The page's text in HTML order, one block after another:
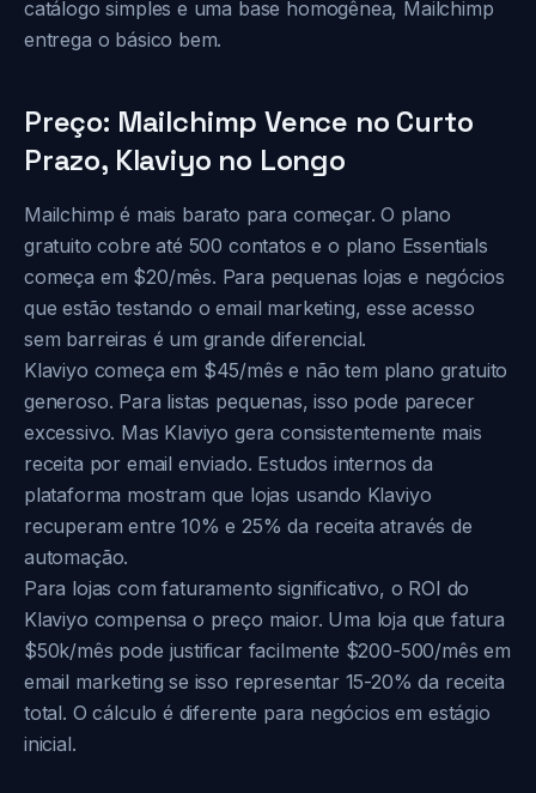
catálogo simples e uma base homogênea, Mailchimp
entrega o básico bem.
Preço: Mailchimp Vence no Curto
Prazo, Klaviyo no Longo
Mailchimp é mais barato para começar. O plano
gratuito cobre até 500 contatos e o plano Essentials
começa em $20/mês. Para pequenas lojas e negócios
que estão testando o email marketing, esse acesso
sem barreiras é um grande diferencial.
Klaviyo começa em $45/mês e não tem plano gratuito
generoso. Para listas pequenas, isso pode parecer
excessivo. Mas Klaviyo gera consistentemente mais
receita por email enviado. Estudos internos da
plataforma mostram que lojas usando Klaviyo
recuperam entre 10% e 25% da receita através de
automação.
Para lojas com faturamento significativo, o ROI do
Klaviyo compensa o preço maior. Uma loja que fatura
$50k/mês pode justificar facilmente $200-500/mês em
email marketing se isso representar 15-20% da receita
total. O cálculo é diferente para negócios em estágio
inicial.